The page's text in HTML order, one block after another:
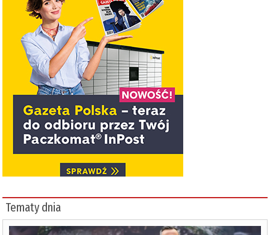
Tematy dnia